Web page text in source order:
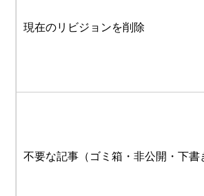
現在のリビジョンを削除
不要な記事（ゴミ箱・非公開・下書